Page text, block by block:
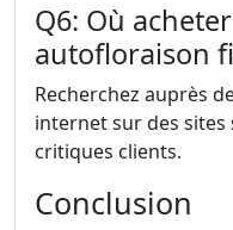
Q6: Où
autofloraison
Recherchez auprès
internet sur des sites
critiques clients.
Conclusion